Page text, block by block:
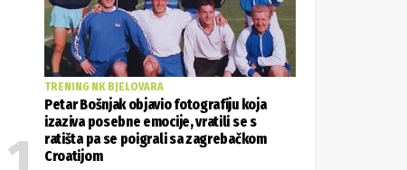
TRENING NK BJELOVARA
Petar Bošnjak objavio fotografiju koja
izaziva posebne emocije, vratili se s
ratišta pa se poigrali sa zagrebačkom
Croatijom